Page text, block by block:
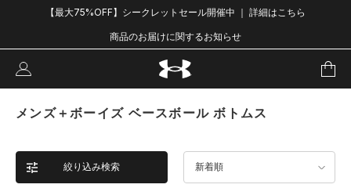
【最大75%OFF】シークレットセール開催中 ｜ 詳細はこちら
商品のお届けに関するお知らせ
メンズ＋ボーイズ ベースボール ボトムス
絞り込み検索 新着順